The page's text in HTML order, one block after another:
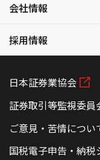
会社情報
採用情報
日本証券業協会
証券取引等監視委員
ご意見・苦情につい
国税電子申告・納税